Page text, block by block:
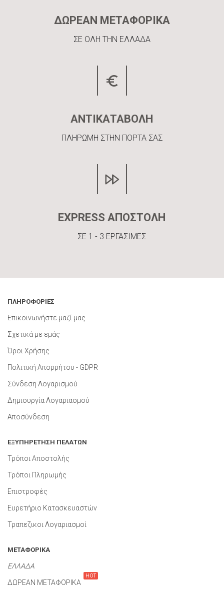
ΔΩΡΕΑΝ ΜΕΤΑΦΟΡΙΚΑ
ΣΕ ΟΛΗ ΤΗΝ ΕΛΛΑΔΑ
ΑΝΤΙΚΑΤΑΒΟΛΗ
ΠΛΗΡΩΜΗ ΣΤΗΝ ΠΟΡΤΑ ΣΑΣ
EXPRESS ΑΠΟΣΤΟΛΗ
ΣΕ 1 - 3 ΕΡΓΑΣΙΜΕΣ
ΠΛΗΡΟΦΟΡΙΕΣ
Επικοινωνήστε μαζί μας
Σχετικά με εμάς
Όροι Χρήσης
Πολιτική Απορρήτου - GDPR
Σύνδεση Λογαρισμού
Δημιουργία Λογαριασμού
Αποσύνδεση
ΕΞΥΠΗΡΕΤΗΣΗ ΠΕΛΑΤΩΝ
Τρόποι Αποστολής
Τρόποι Πληρωμής
Επιστροφές
Ευρετήριο Κατασκευαστών
Τραπεζικοι Λογαριασμοί
ΜΕΤΑΦΟΡΙΚΑ
ΕΛΛΑΔΑ
ΔΩΡΕΑΝ ΜΕΤΑΦΟΡΙΚΑ
HOT